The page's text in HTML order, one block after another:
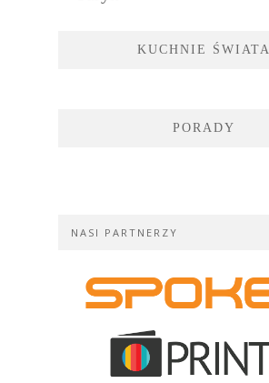
KUCHNIE ŚWIATA
PORADY
NASI PARTNERZY